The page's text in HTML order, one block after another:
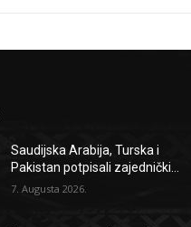
Saudijska Arabija, Turska i
Pakistan potpisali zajednički...
7. Augusta 2026.